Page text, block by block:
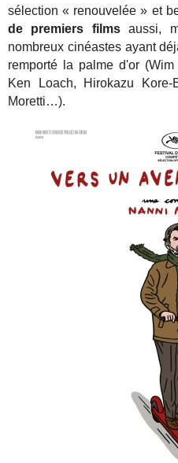
sélection « renouvelée » et
de premiers filmsaussi,
nombreux cinéastes ayant
remporté la palme d'or (Wim
Ken Loach, Hirokazu Kore-
Moretti…).